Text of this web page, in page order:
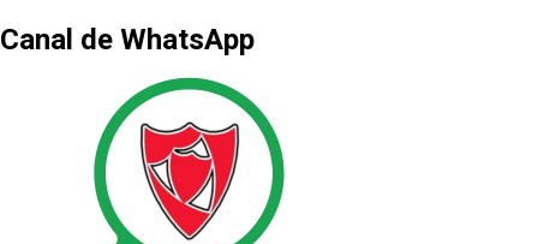
Canal de WhatsApp